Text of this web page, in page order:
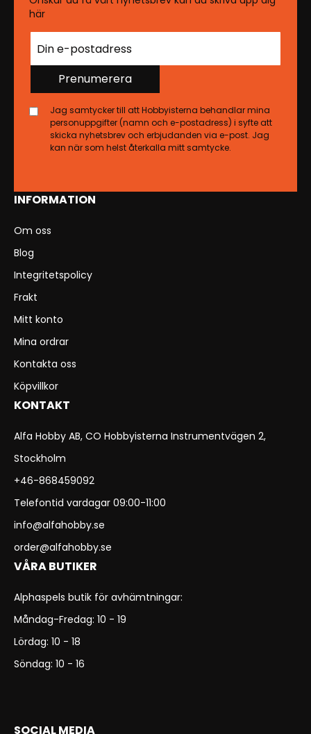
INFORMATION
Om oss
Blog
Integritetspolicy
Frakt
Mitt konto
Mina ordrar
Kontakta oss
Köpvillkor
KONTAKT
Alfa Hobby AB, CO Hobbyisterna Instrumentvägen 2,
Stockholm
+46-868459092
Telefontid vardagar 09:00-11:00
info@alfahobby.se
order@alfahobby.se
VÅRA BUTIKER
Alphaspels butik för avhämtningar:
Måndag-Fredag: 10 - 19
Lördag: 10 - 18
Söndag: 10 - 16
SOCIAL MEDIA
här
Prenumerera
Jag samtycker till att Hobbyisterna behandlar mina
personuppgifter (namn och e-postadress) i syfte att
skicka nyhetsbrev och erbjudanden via e-post. Jag
kan när som helst återkalla mitt samtycke.